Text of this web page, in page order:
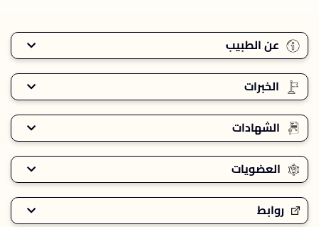
عن الطبيب
الخبرات
الشهادات
العضويات
روابط